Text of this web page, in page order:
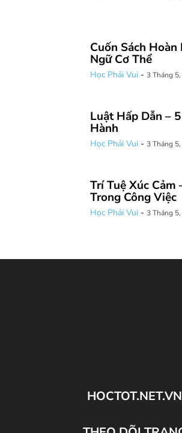
Cuốn Sách
Ngữ Cơ Thể
Học Phải Vui - 3 Tháng
Luật Hấp Dẫn –
Hành
Học Phải Vui - 3 Tháng
Trí Tuệ Xúc Cảm
Trong Công Việc
Học Phải Vui - 3 Tháng
HOCTOT.NET.VN